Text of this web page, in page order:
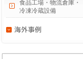
食品工場・物流倉庫・
冷凍冷蔵設備